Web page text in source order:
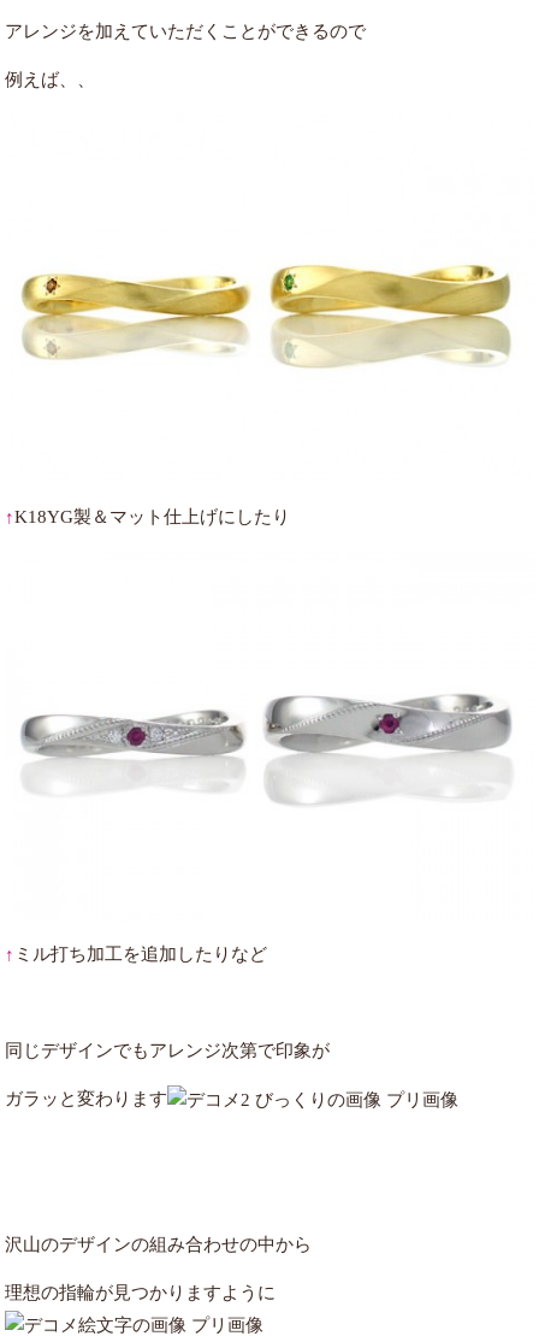
アレンジを加えていただくことができるので
例えば、、
↑K18YG製＆マット仕上げにしたり
↑ ミル打ち加工を追加したりなど
同じデザインでもアレンジ次第で印象が
ガラッと変わります
沢山のデザインの組み合わせの中から
理想の指輪が見つかりますように